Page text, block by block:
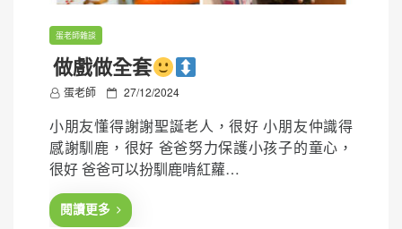
蛋老師雜談
做戲做全套
蛋老師
P
s
e
d
27/12/2024
小朋友懂得謝謝聖誕老人，很好 小朋友仲識得
感謝馴鹿，很好 爸爸努力保護小孩子的童心，
很好 爸爸可以扮馴鹿啃紅蘿…
閱讀更多